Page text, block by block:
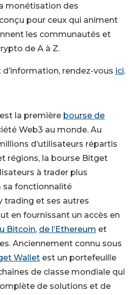
monétisation des
pour ceux qui animent
les communautés et
de A à Z.
rendez-vous ici.
la première bourse de
Web3 au monde. Au
d’utilisateurs répartis
régions, la bourse Bitget
à trader plus
sa fonctionnalité
trading et ses autres
en fournissant un accès en
Bitcoin, de l’Ethereum et
Anciennement connu sous
Wallet est un portefeuille
de classe mondiale qui
de solutions et de